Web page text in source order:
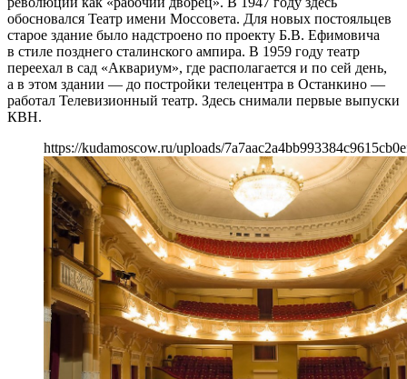
обосновался Театр имени Моссовета. Для новых постояльцев
старое здание было надстроено по проекту Б.В. Ефимовича
в стиле позднего сталинского ампира. В 1959 году театр
переехал в сад «Аквариум», где располагается и по сей день,
а в этом здании — до постройки телецентра в Останкино —
работал Телевизионный театр. Здесь снимали первые выпуски
КВН.
https://kudamoscow.ru/uploads/